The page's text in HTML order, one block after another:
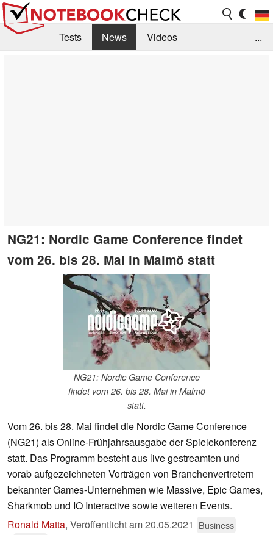
Tests News
Videos
...
NG21: Nordic Game Conference findet
vom 26. bis 28. Mai in Malmö statt
NG21: Nordic Game Conference
findet vom 26. bis 28. Mai in Malmö
statt.
Vom 26. bis 28. Mai findet die Nordic Game Conference
(NG21) als Online-Frühjahrsausgabe der Spielekonferenz
statt. Das Programm besteht aus live gestreamten und
vorab aufgezeichneten Vorträgen von Branchenvertretern
bekannter Games-Unternehmen wie Massive, Epic Games,
Sharkmob und IO Interactive sowie weiteren Events.
Ronald Matta, Veröffentlicht am20.05.2021 Business